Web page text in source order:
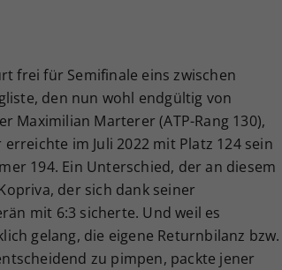
frei für Semifinale eins zwischen
den nun wohl endgültig von
Maximilian Marterer (ATP-Rang 130),
im Juli 2022 mit Platz 124 sein
194. Ein Unterschied, der an diesem
der sich dank seiner
mit 6:3 sicherte. Und weil es
gelang, die eigene Returnbilanz bzw.
zu pimpen, packte jener